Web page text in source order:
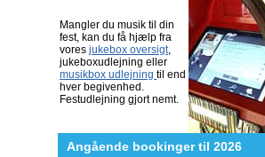
Mangler du musik til din
fest, kan du få hjælp fra
vores jukebox oversigt,
jukeboxudlejning eller
musikbox udlejning til end
hver begivenhed.
Festudlejning gjort nemt.
Angående bookinger til 2026